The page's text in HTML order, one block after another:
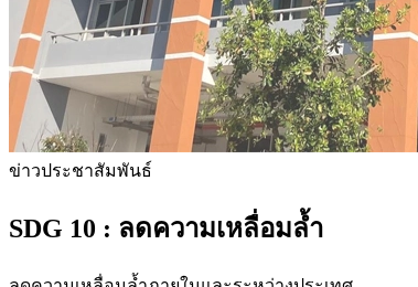
ข่าวประชาสัมพันธ์
SDG 10 : ลดความเหลื่อมล้ำ